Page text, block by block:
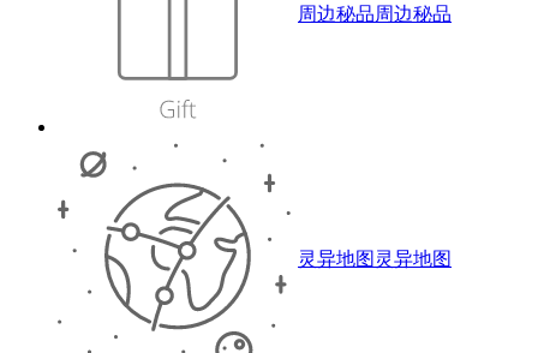
周边秘品周边秘品
灵异地图 灵异地图